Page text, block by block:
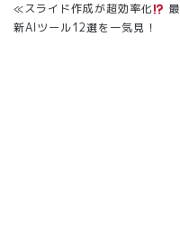
≪スライド作成が超効率化
最
新AIツール12選を一気見！